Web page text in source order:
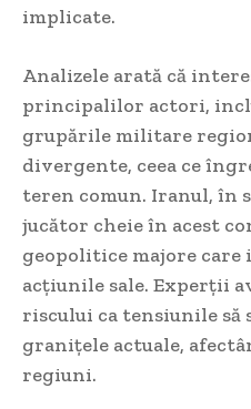
implicate.
Analizele arată că
principalilor actori,
grupările militare
divergente, ceea ce
teren comun. Iranul, în
jucător cheie în acest
geopolitice majore care
acțiunile sale. Experții
riscului ca tensiunile să
granițele actuale,
regiuni.